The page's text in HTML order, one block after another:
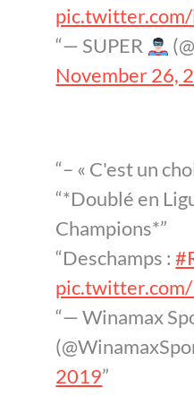
— SUPER
November 26,
– « C'est un
*Doublé en
Champions*
Deschamps :
— Winamax
2019